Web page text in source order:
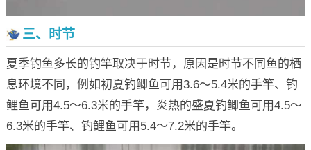
三、时节
夏季钓鱼多长的钓竿取决于时节，原因是时节不同鱼的栖
息环境不同，例如初夏钓鲫鱼可用3.6～5.4米的手竿、钓
鲤鱼可用4.5～6.3米的手竿，炎热的盛夏钓鲫鱼可用4.5～
6.3米的手竿、钓鲤鱼可用5.4～7.2米的手竿。